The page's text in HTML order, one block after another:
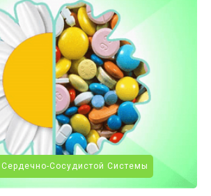
Сосудистой Системы